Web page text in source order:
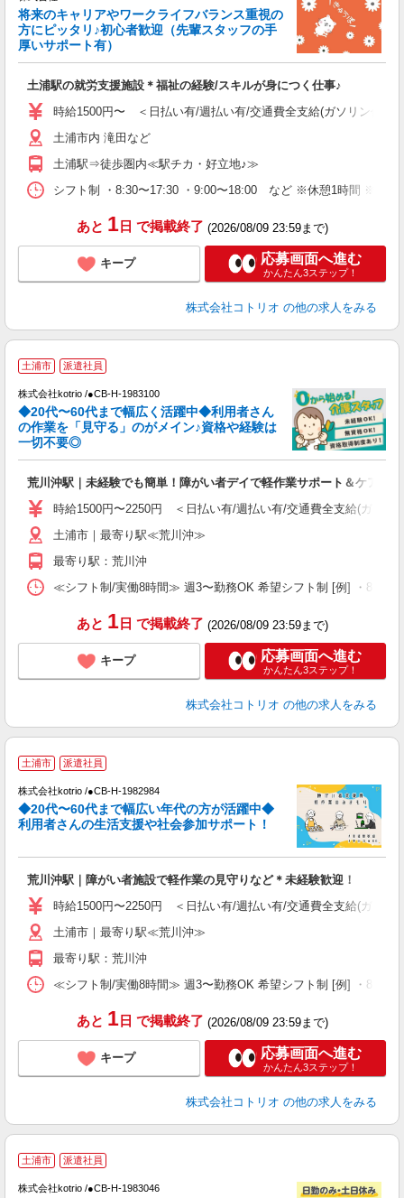
将来のキャリアやワークライフバランス重視の
方にピッタリ♪初心者歓迎（先輩スタッフの手
厚いサポート有）
土浦駅の就労支援施設＊福祉の経験/スキルが身につく仕事♪
時給1500円〜 ＜日払い有/週払い有/交通費全支給(ガソリン代含
土浦市内 滝田など
土浦駅⇒徒歩圏内≪駅チカ・好立地♪≫
シフト制 ・8:30〜17:30 ・9:00〜18:00 など ※休憩1時間 ※週3
あと 1日 で掲載終了 (2026/08/09 23:59まで)
キープ 応募画面へ進む
かんたん3ステップ！
株式会社コトリオ の他の求人をみる
土浦市 派遣社員
株式会社kotrio /●CB-H-1983100
◆20代〜60代まで幅広く活躍中◆利用者さん
の作業を「見守る」のがメイン♪資格や経験は
一切不要◎
荒川沖駅｜未経験でも簡単！障がい者デイで軽作業サポート＆ケア
時給1500円〜2250円 ＜日払い有/週払い有/交通費全支給(ガソリ
土浦市｜最寄り駅≪荒川沖≫
最寄り駅：荒川沖
≪シフト制/実働8時間≫ 週3〜勤務OK 希望シフト制 [例] ・8:00
あと 1日 で掲載終了 (2026/08/09 23:59まで)
キープ 応募画面へ進む
かんたん3ステップ！
株式会社コトリオ の他の求人をみる
土浦市 派遣社員
株式会社kotrio /●CB-H-1982984
◆20代〜60代まで幅広い年代の方が活躍中◆
利用者さんの生活支援や社会参加サポート！
荒川沖駅｜障がい者施設で軽作業の見守りなど＊未経験歓迎！
時給1500円〜2250円 ＜日払い有/週払い有/交通費全支給(ガソリ
土浦市｜最寄り駅≪荒川沖≫
最寄り駅：荒川沖
≪シフト制/実働8時間≫ 週3〜勤務OK 希望シフト制 [例] ・8:00
あと 1日 で掲載終了 (2026/08/09 23:59まで)
キープ 応募画面へ進む
かんたん3ステップ！
株式会社コトリオ の他の求人をみる
土浦市 派遣社員
株式会社kotrio /●CB-H-1983046